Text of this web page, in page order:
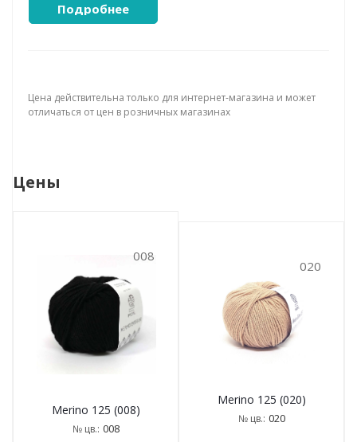
Подробнее
Цена действительна только для интернет-магазина и может
отличаться от цен в розничных магазинах
Цены
008
Merino 125 (008)
№ цв.: 008
020
Merino 125 (020)
№ цв.: 020